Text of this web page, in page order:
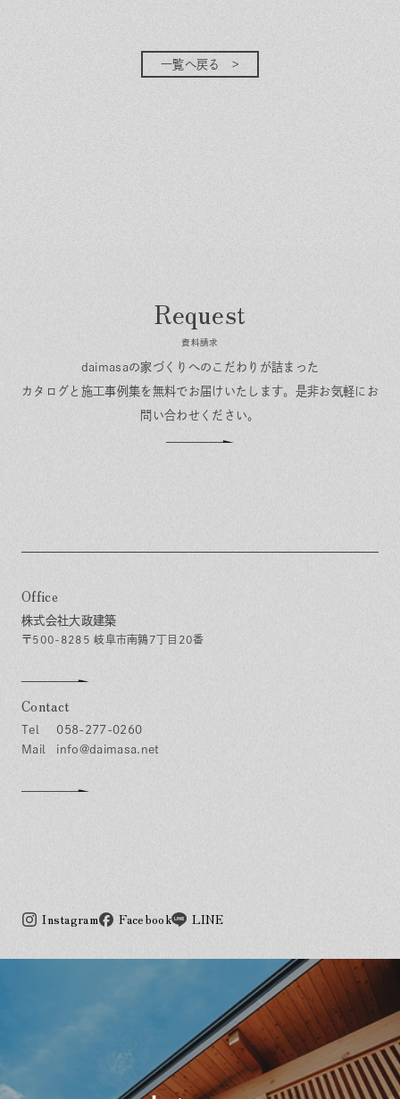
一覧へ戻る
資料請求
daimasaの家づくりへのこだわりが詰まった
カタログと施工事例集を無料でお届けいたします。 是非お気軽にお
問い合わせください。
Office
株式会社大政建築
〒500-8285 岐阜市南鶉7丁目20番
Contact
058-277-0260
info@daimasa.net
Instagram Facebook LINE